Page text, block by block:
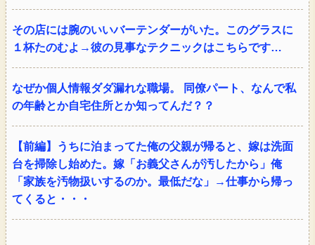
その店には腕のいいバーテンダーがいた。このグラスに
１杯たのむよ→彼の見事なテクニックはこちらです…
なぜか個人情報ダダ漏れな職場。 同僚パート、なんで私
の年齢とか自宅住所とか知ってんだ？？
【前編】うちに泊まってた俺の父親が帰ると、嫁は洗面
台を掃除し始めた。嫁「お義父さんが汚したから」俺
「家族を汚物扱いするのか。最低だな」→仕事から帰っ
てくると・・・